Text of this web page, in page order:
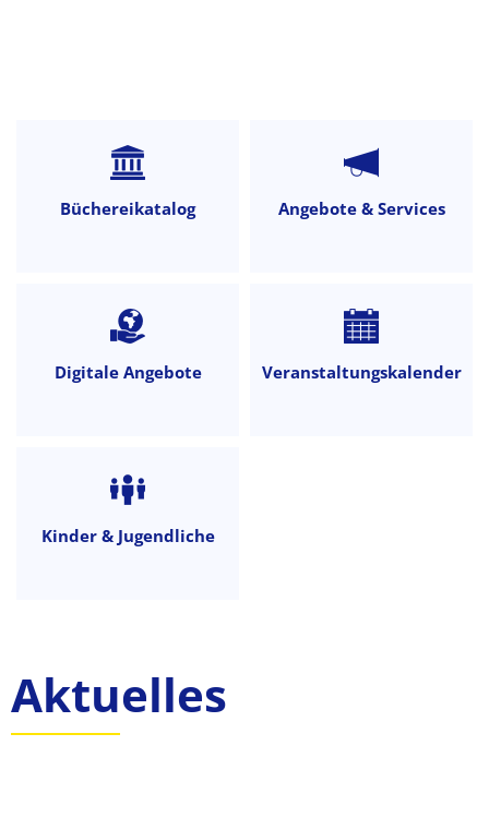
Startseite
Büchereikatalog Angebote & Services
Digitale Angebote Veranstaltungskalender
Kinder & Jugendliche
Aktuelles